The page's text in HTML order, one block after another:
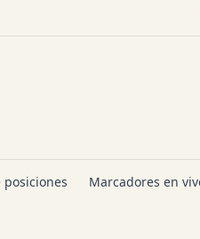
posiciones Marcadores en